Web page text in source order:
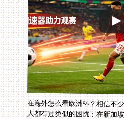
在海外怎么看欧洲杯？相信不
人都有过类似的困扰：在新加